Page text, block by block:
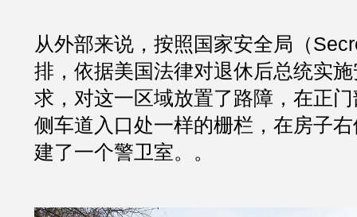
从外部来说，按照国家安全局（
排，依据美国法律对退休后总统实
求，对这一区域放置了路障，在正
侧车道入口处一样的栅栏，在房子
建了一个警卫室。。